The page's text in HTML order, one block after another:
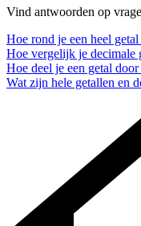
Vind antwoorden op
Hoe rond je een heel
Hoe vergelijk je decimale
Hoe deel je een getal
Wat zijn hele getallen en